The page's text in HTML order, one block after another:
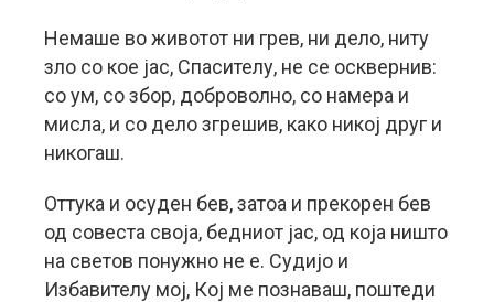
Немаше во животот ни грев, ни дело, ниту
зло со кое јас, Спасителу, не се осквернив:
со ум, со збор, доброволно, со намера и
мисла, и со дело згрешив, како никој друг и
никогаш.
Оттука и осуден бев, затоа и прекорен бев
од совеста своја, бедниот јас, од која ништо
на светов понужно не е. Судијо и
Избавителу мој, Кој ме познаваш, поштеди